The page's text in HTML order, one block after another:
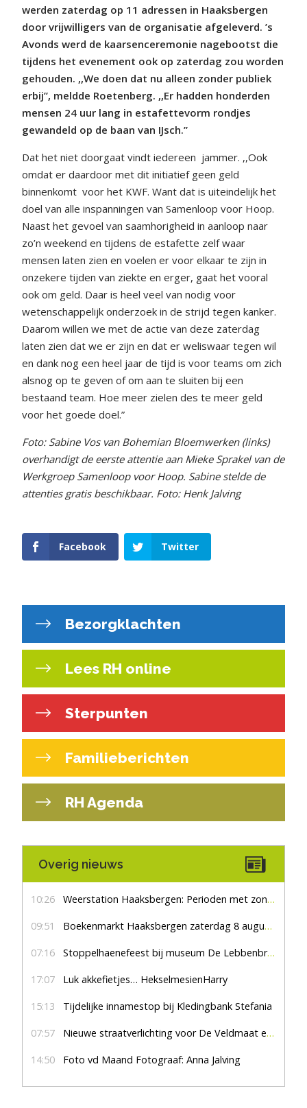
werden zaterdag op 11 adressen in Haaksbergen
door vrijwilligers van de organisatie afgeleverd. ’s
Avonds werd de kaarsenceremonie nagebootst die
tijdens het evenement ook op zaterdag zou worden
gehouden. ,,We doen dat nu alleen zonder publiek
erbij”, meldde Roetenberg. ,,Er hadden honderden
mensen 24 uur lang in estafettevorm rondjes
gewandeld op de baan van IJsch.”
Dat het niet doorgaat vindt iedereen jammer. ,,Ook
omdat er daardoor met dit initiatief geen geld
binnenkomt voor het KWF. Want dat is uiteindelijk het
doel van alle inspanningen van Samenloop voor Hoop.
Naast het gevoel van saamhorigheid in aanloop naar
zo’n weekend en tijdens de estafette zelf waar
mensen laten zien en voelen er voor elkaar te zijn in
onzekere tijden van ziekte en erger, gaat het vooral
ook om geld. Daar is heel veel van nodig voor
wetenschappelijk onderzoek in de strijd tegen kanker.
Daarom willen we met de actie van deze zaterdag
laten zien dat we er zijn en dat er weliswaar tegen wil
en dank nog een heel jaar de tijd is voor teams om zich
alsnog op te geven of om aan te sluiten bij een
bestaand team. Hoe meer zielen des te meer geld
voor het goede doel.”
Foto: Sabine Vos van Bohemian Bloemwerken (links)
overhandigt de eerste attentie aan Mieke Sprakel van de
Werkgroep Samenloop voor Hoop. Sabine stelde de
attenties gratis beschikbaar. Foto: Henk Jalving
Facebook Twitter
Bezorgklachten
Lees RH online
Sterpunten
Familieberichten
RH Agenda
Overig nieuws
10:26 Weerstation Haaksbergen: Perioden met zon en droog
09:51 Boekenmarkt Haaksbergen zaterdag 8 augustus, marktplein Haaksbergen
07:16 Stoppelhaenefeest bij museum De Lebbenbrugge
17:07 Luk akkefietjes… HekselmesienHarry
15:13 Tijdelijke innamestop bij Kledingbank Stefania
07:57 Nieuwe straatverlichting voor De Veldmaat en De Pas
14:50 Foto vd Maand Fotograaf: Anna Jalving